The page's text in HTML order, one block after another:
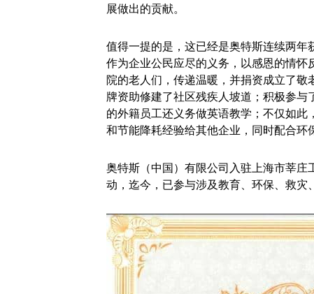
展做出的贡献。
值得一提的是，这已经是奥特斯连续两
作为企业公民应尽的义务，以感恩的情
院的老人们，传递温暖，并捐资成立了
牌资助修建了社区残疾人坡道；积极参
的外籍员工还义务做英语教学；不仅如
和节能降耗经验给其他企业，同时配合环
奥特斯（中国）有限公司入驻上海市莘
动，迄今，已参与涉及教育、环保、救灾